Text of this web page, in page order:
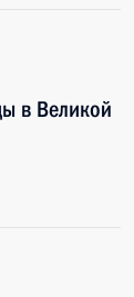
в Великой